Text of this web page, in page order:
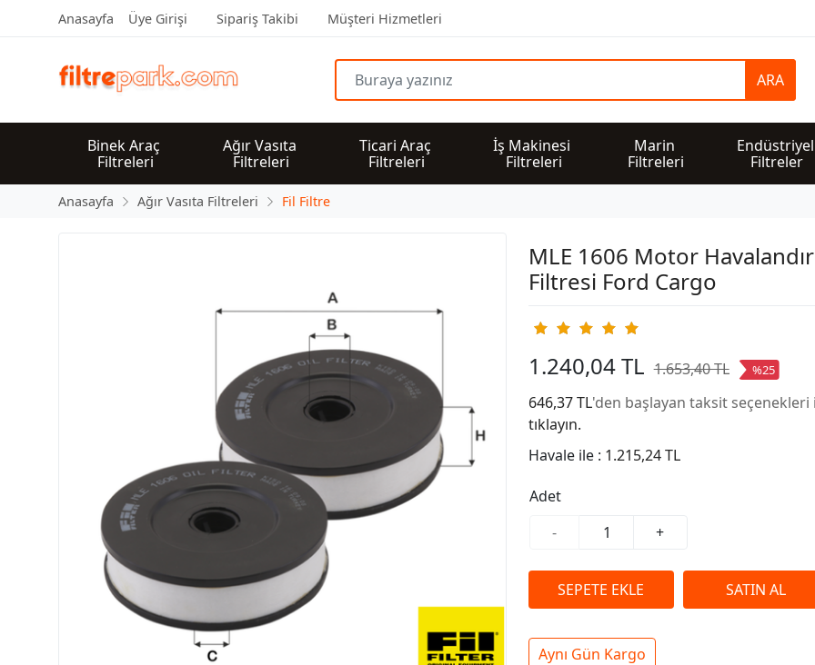
Anasayfa Üye Girişi Sipariş Takibi Müşteri Hizmetleri
ARA
Binek Araç
Filtreleri
Ağır Vasıta
Filtreleri
Ticari Araç
Filtreleri
İş Makinesi
Filtreleri
Marin
Filtreleri
Filtreler
Anasayfa Ağır Vasıta Filtreleri Fil Filtre
MLE 1606 Motor
Filtresi Ford Cargo
1.240,04 TL 1.653,40 TL %25
646,37 TL'den başlayan taksit seçenekleri
tıklayın.
Havale ile : 1.215,24 TL
Adet
-
+
Aynı Gün Kargo